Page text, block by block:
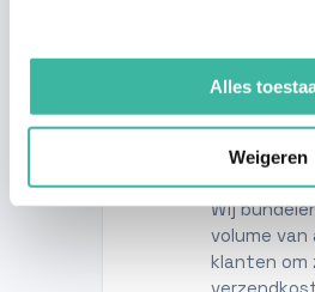
Alles
Weigeren
Laagste
Wij
volume van
klanten om